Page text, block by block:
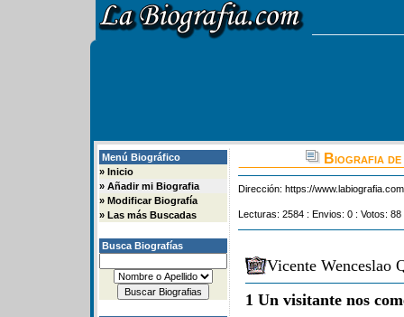
Menú Biográfico
» Inicio
» Añadir mi Biografia
» Modificar Biografía
» Las más Buscadas
Busca Biografías
Biografia
Dirección: https://
Lecturas: 2584 : Envios: 0 : Votos:
Vicente Wenceslao
1 Un visitante nos